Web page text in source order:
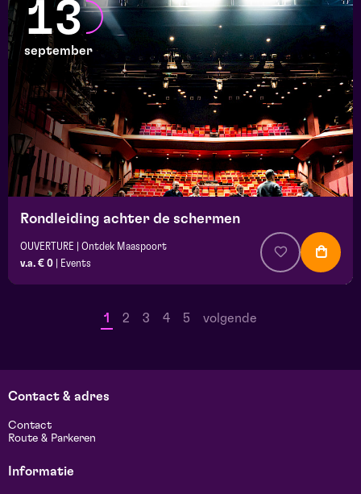
13
september
Rondleiding achter de schermen
OUVERTURE | Ontdek Maaspoort
v.a. € 0
Events
1 2 3 4 5 volgende
Contact & adres
Contact
Route & Parkeren
Informatie